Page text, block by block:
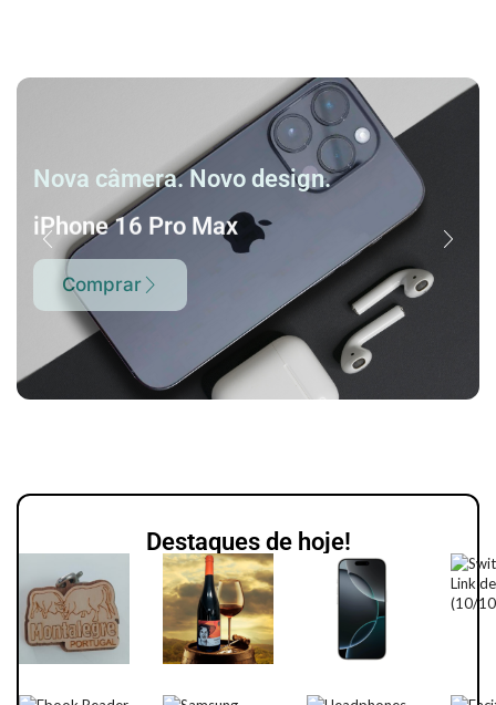
Nova câmera. Novo design.
iPhone 16 Pro Max
Comprar
Destaques de hoje!